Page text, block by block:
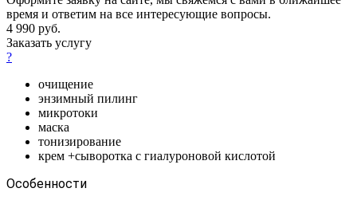
время и ответим на все интересующие вопросы.
4 990 руб.
Заказать услугу
?
очищение
энзимный пилинг
микротоки
маска
тонизирование
крем +сыворотка с гиалуроновой кислотой
Особенности